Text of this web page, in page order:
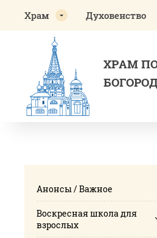
Храм Духовенство
ХРАМ
Анонсы / Важное
Воскресная школа для
взрослых